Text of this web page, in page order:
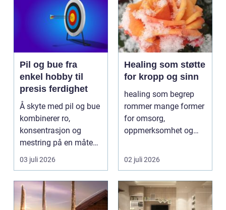
Pil og bue fra
enkel hobby til
presis ferdighet
Å skyte med pil og bue
kombinerer ro,
konsentrasjon og
mestring på en måte
få andre aktiviteter
03 juli 2026
Healing som støtte
for kropp og sinn
healing som begrep
rommer mange former
for omsorg,
oppmerksomhet og
som mål å s...
02 juli 2026